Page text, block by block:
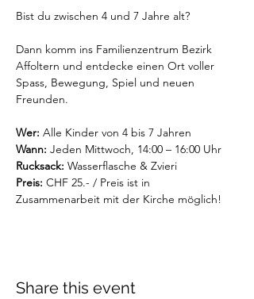
Bist du zwischen 4 und 7 Jahre alt?
Dann komm ins Familienzentrum Bezirk
Affoltern und entdecke einen Ort voller
Spass, Bewegung, Spiel und neuen
Freunden.
Wer: Alle Kinder von 4 bis 7 Jahren
Wann: Jeden Mittwoch, 14:00 – 16:00 Uhr
Rucksack: Wasserflasche & Zvieri
Preis: CHF 25.- / Preis ist in
Zusammenarbeit mit der Kirche möglich!
Share this event